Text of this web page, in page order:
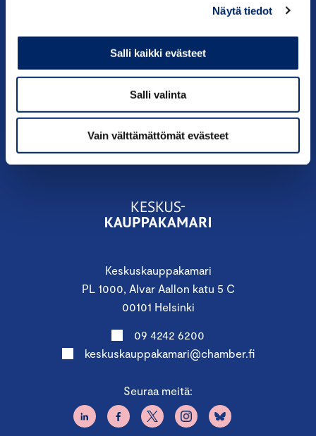
Näytä tiedot
Salli kaikki evästeet
Salli valinta
Vain välttämättömät evästeet
Keskuskauppakamari
PL 1000, Alvar Aallon katu 5 C
00101 Helsinki
09 4242 6200
keskuskauppakamari@chamber.fi
Seuraa meitä: